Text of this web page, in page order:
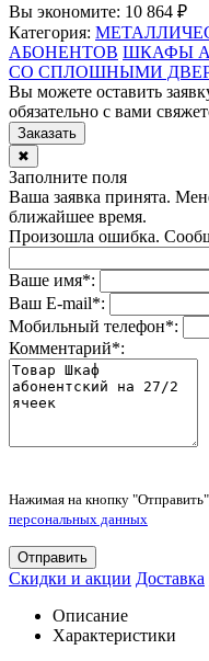
Вы экономите: 10 864 ₽
Категория:
АБОНЕНТОВ ШКАФЫ
СО СПЛОШНЫМИ
Вы можете оставить
обязательно с вами
Заказать
✖
Заполните поля
Ваша заявка принята.
ближайшее время.
Произошла ошибка.
Ваше имя*:
Ваш E-mail*:
Мобильный телефон*:
Комментарий*:
Нажимая на кнопку
персональных данных
Отправить
Скидки и акции Доставка
Описание
Характеристики